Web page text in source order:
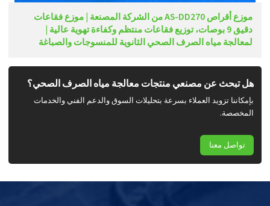
موزع أقراص AS-DD270 من الشركة المصنعة | موزع فقاعات
دقيق 9 بوصات، توزيع فقاعات منتظم وكفاءة تهوية عالية |
لمعالجة مياه الصرف الصحي الثانوية للمنسوجات والصباغة
هل تبحث عن مصنعي منتجات معالجة مياه الصرف الصحي؟
بإمكاننا تزويد العملاء بسرعة بتحليلات السوق والدعم الفني والخدمات
المخصصة.
تواصل معنا